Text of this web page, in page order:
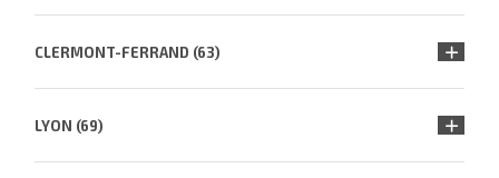
CLERMONT-FERRAND (63)
LYON (69)